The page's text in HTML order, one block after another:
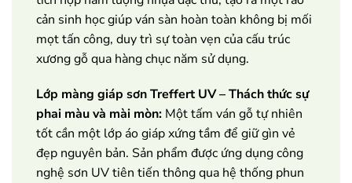
cản sinh học giúp ván sàn hoàn toàn không bị mối
mọt tấn công, duy trì sự toàn vẹn của cấu trúc
xương gỗ qua hàng chục năm sử dụng.
Lớp màng giáp sơn Treffert UV – Thách thức sự
phai màu và mài mòn: Một tấm ván gỗ tự nhiên
tốt cần một lớp áo giáp xứng tầm để giữ gìn vẻ
đẹp nguyên bản. Sản phẩm được ứng dụng công
nghệ sơn UV tiên tiến thông qua hệ thống phun